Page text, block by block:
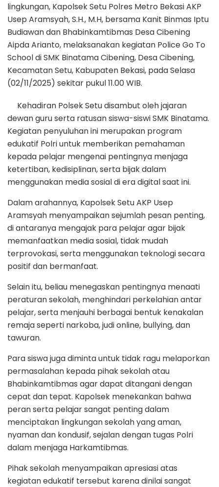
lingkungan, Kapolsek Setu Polres Metro Bekasi AKP
Usep Aramsyah, S.H., M.H, bersama Kanit Binmas Iptu
Budiawan dan Bhabinkamtibmas Desa Cibening
Aipda Arianto, melaksanakan kegiatan Police Go To
School di SMK Binatama Cibening, Desa Cibening,
Kecamatan Setu, Kabupaten Bekasi, pada Selasa
(02/11/2025) sekitar pukul 11.00 WIB.
Kehadiran Polsek Setu disambut oleh jajaran
dewan guru serta ratusan siswa-siswi SMK Binatama.
Kegiatan penyuluhan ini merupakan program
edukatif Polri untuk memberikan pemahaman
kepada pelajar mengenai pentingnya menjaga
ketertiban, kedisiplinan, serta bijak dalam
menggunakan media sosial di era digital saat ini.
Dalam arahannya, Kapolsek Setu AKP Usep
Aramsyah menyampaikan sejumlah pesan penting,
di antaranya mengajak para pelajar agar bijak
memanfaatkan media sosial, tidak mudah
terprovokasi, serta menggunakan teknologi secara
positif dan bermanfaat.
Selain itu, beliau menegaskan pentingnya menaati
peraturan sekolah, menghindari perkelahian antar
pelajar, serta menjauhi berbagai bentuk kenakalan
remaja seperti narkoba, judi online, bullying, dan
tawuran.
Para siswa juga diminta untuk tidak ragu melaporkan
permasalahan kepada pihak sekolah atau
Bhabinkamtibmas agar dapat ditangani dengan
cepat dan tepat. Kapolsek menekankan bahwa
peran serta pelajar sangat penting dalam
menciptakan lingkungan sekolah yang aman,
nyaman dan kondusif, sejalan dengan tugas Polri
dalam menjaga Harkamtibmas.
Pihak sekolah menyampaikan apresiasi atas
kegiatan edukatif tersebut karena dinilai sangat